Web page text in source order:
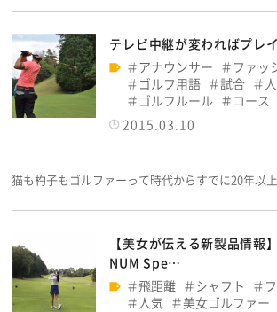
テレビ中継が変わればプレ
アナウンサー
ファッ
ゴルフ用語
試合
ゴルフルール
コース
2015.03.10
猫も杓子もゴルファーって時代からすでに20年以
【美女が伝える新製品情報
NUM Spe…
飛距離
シャフト
人気
美女ゴルファー